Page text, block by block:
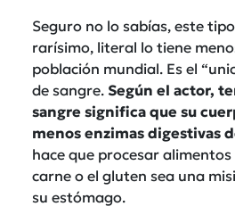
Seguro no lo sabías, este
rarísimo, literal lo tiene
población mundial. Es el
de sangre. Según el actor,
sangre significa que su
menos enzimas digestivas
hace que procesar
carne o el gluten sea una
su estómago.